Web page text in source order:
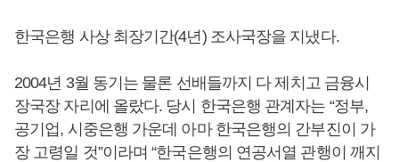
한국은행 사상 최장기간(4년) 조사국장을 지냈다.
2004년 3월 동기는 물론 선배들까지 다 제치고 금융시
장국장 자리에 올랐다. 당시 한국은행 관계자는 “정부,
공기업, 시중은행 가운데 아마 한국은행의 간부진이 가
장 고령일 것”이라며 “한국은행의 연공서열 관행이 깨지